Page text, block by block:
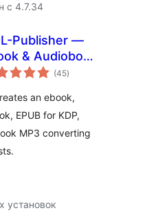
с 4.7.34
Publisher —
& Audiobook
(45общий
рейтинг
)
an ebook,
EPUB for KDP,
MP3 converting
установок